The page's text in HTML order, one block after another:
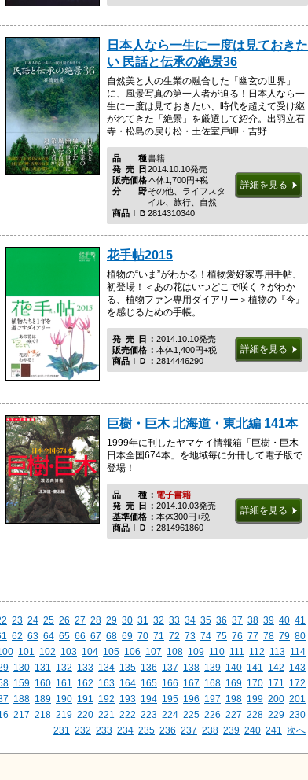
日本人なら一生に一度は見ておきた
い 民話と伝承の絶景36
自然美と人の生業の融合した「幽玄の世界」
に、風景写真の第一人者が迫る！日本人なら一
生に一度は見ておきたい、時代を超えて受け継
がれてきた「絶景」を厳選して紹介。出羽立石
寺・松島の戻り松・土佐室戸岬・吉野...
品種
書籍
発売日2014.10.10発売
販売価格本体1,700円+税
分野その他、ライフスタ
イル、旅行、自然
商品ＩＤ 2814310340
詳細を見る
花手帖2015
植物の“いま”がわかる！植物愛好家専用手帖、
初登場！＜あの花はいつどこで咲く？がわか
る、植物ファン専用ダイアリー＞植物の『今』
を感じるための手帳。
発売日 2014.10.10発売
販売価格
本体1,400円+税
商品ＩＤ
2814446290
詳細を見る
巨樹・巨木 北海道・東北編 141本
1999年に刊したヤマケイ情報箱「巨樹・巨木
日本全国674本」を地域毎に分冊して電子版で
登場！
品種電子書籍
発売日 2014.10.03発売
基準価格
本体300円+税
商品ＩＤ
2814961860
詳細を見る
23 24 25 26 27 28 29 30 31 32 33 34 35 36 37 38 39 40 41
62 63 64 65 66 67 68 69 70 71 72 73 74 75 76 77 78 79 80
101 102 103 104 105 106 107 108 109 110 111 112 113 114
130 131 132 133 134 135 136 137 138 139 140 141 142 143
159 160 161 162 163 164 165 166 167 168 169 170 171
172
188 189 190 191 192 193 194 195 196 197 198 199 200 201
217 218 219 220 221 222 223 224 225 226 227 228 229 230
231
232 233 234 235 236 237 238 239 240 241 次へ